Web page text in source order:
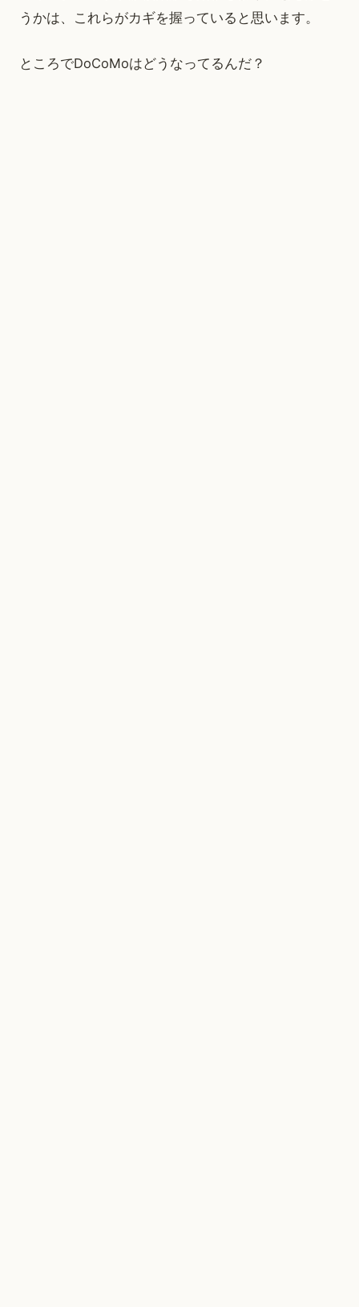
うかは、これらがカギを握っていると思います。
ところでDoCoMoはどうなってるんだ？